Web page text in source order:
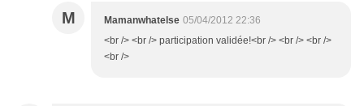
M Mamanwhatelse 05/04/2012 22:36
<br /> <br /> participation validée!<br /> <br /> <br />
<br />